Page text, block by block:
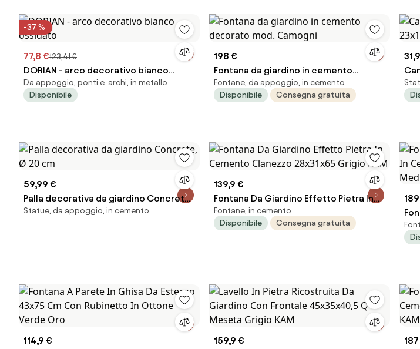
-37 %
77,8 €123,41 €
DORIAN - arco decorativo bianco
ossidato
Da appoggio, ponti e archi, in metallo
Disponibile
198 €
Fontana da giardino in cemento
decorato mod. Camogni
Fontane, da appoggio, in cemento
Disponibile
Consegna gratuita
59,99 €
Palla decorativa da giardino Concrete,
Ø 20 cm
Statue, da appoggio, in cemento
139,9 €
Fontana Da Giardino Effetto Pietra In
Cemento Clanezzo 28x31x65 Grigio
KAM
Fontane, in cemento
Disponibile
Consegna gratuita
114,9 €
159,9 €